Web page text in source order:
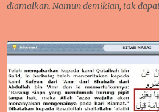
melaksanakan kebaikan dan bernilai
Ketekunan BAGAIMANAKAH ALLAH
Semangat dalam melak...
diamalkan. Namun demikian, tak
mempelajarinya. Karena bahasa Arab
keistimewaan tersendiri yang
dimiliki oleh bahasa-bahasa yang
merupakan kata yang menerangkan
tentang ‘Ulum al-‘Arabiyyah adalah